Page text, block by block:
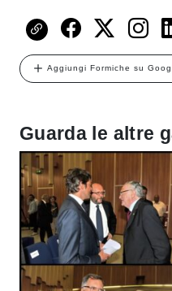
Aggiungi Formiche su
Guarda le altre